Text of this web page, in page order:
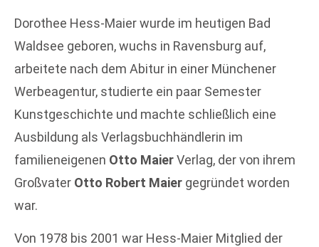
Dorothee Hess-Maier wurde im heutigen Bad
Waldsee geboren, wuchs in Ravensburg auf,
arbeitete nach dem Abitur in einer Münchener
Werbeagentur, studierte ein paar Semester
Kunstgeschichte und machte schließlich eine
Ausbildung als Verlagsbuchhändlerin im
familieneigenen Otto MaierVerlag, der von ihrem
Großvater Otto Robert Maier gegründet worden
war.
Von 1978 bis 2001 war Hess-Maier Mitglied der